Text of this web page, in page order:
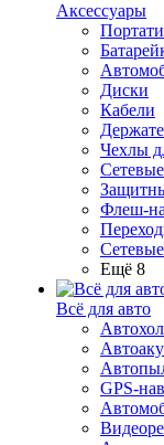
Аксессуары
Диски
Кабели
Чехлы
Флеш-
Ещё 8
Всё для авто
GPS-